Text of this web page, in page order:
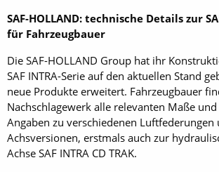
SAF-HOLLAND: technische Details zur
für Fahrzeugbauer
Die SAF-HOLLAND Group hat ihr
SAF INTRA-Serie auf den aktuellen Stand
neue Produkte erweitert. Fahrzeugbauer
Nachschlagewerk alle relevanten Maße
Angaben zu verschiedenen Luftfederungen
Achsversionen, erstmals auch zur
Achse SAF INTRA CD TRAK.